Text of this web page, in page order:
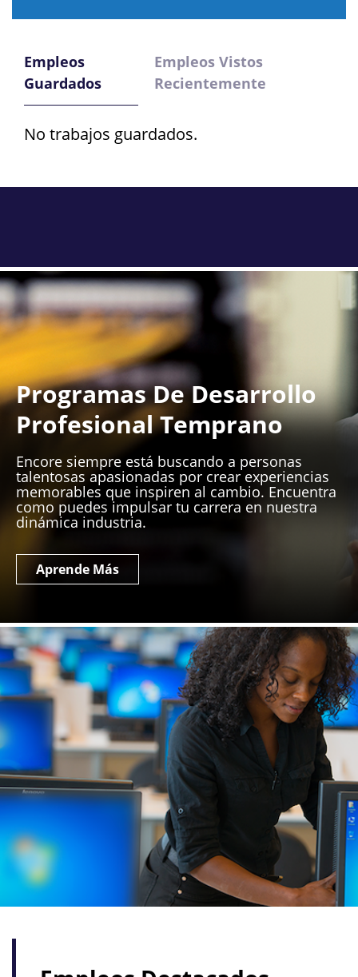
Empleos
Guardados
Empleos Vistos
Recientemente
No trabajos guardados.
Programas De Desarrollo
Profesional Temprano
Encore siempre está buscando a personas
talentosas apasionadas por crear experiencias
memorables que inspiren al cambio. Encuentra
como puedes impulsar tu carrera en nuestra
dinámica industria.
Aprende Más